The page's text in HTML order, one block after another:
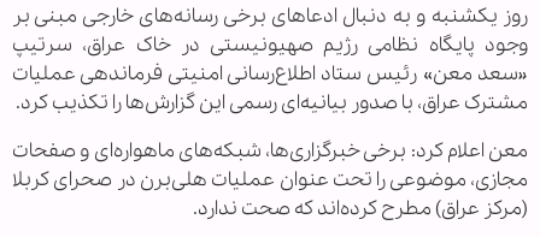
روز یکشنبه و به دنبال ادعاهای برخی رسانه‌های خارجی مبنی بر
وجود پایگاه نظامی رژیم صهیونیستی در خاک عراق، سرتیپ
«سعد معن» رئیس ستاد اطلاع‌رسانی امنیتی فرماندهی عملیات
مشترک عراق، با صدور بیانیه‌ای رسمی این گزارش‌ها را تکذیب کرد.
معن اعلام کرد: برخی خبرگزاری‌ها، شبکه‌های ماهواره‌ای و صفحات
مجازی، موضوعی را تحت عنوان عملیات هلی‌برن در صحرای کربلا
(مرکز عراق) مطرح کرده‌اند که صحت ندارد.